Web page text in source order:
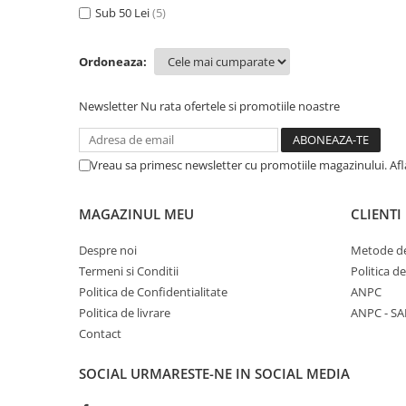
Cap minirosa
Cap orhidee phalaenopsis
Copaci si Plante
Flori artificiale la ghiveci
Verdeata decorativa
Petrecere fetite
Petrecere Adulti
Sub 50 Lei(5)
Ordoneaza:
Newsletter Nu rata ofertele si promotiile noastre
Vreau sa primesc newsletter cu promotiile magazinului.
MAGAZINUL MEU
Despre noi
Termeni si Conditii
Politica de Confidentialitate
Politica de livrare
Contact
CLIENTI
Metode
Politica
ANPC
ANPC -
SOCIAL URMARESTE-NE IN SOCIAL MEDIA